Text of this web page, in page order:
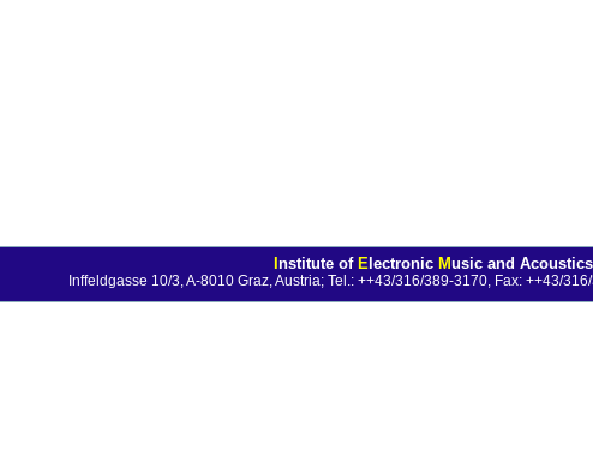
Institute of Electronic Music and Acoustics
Inffeldgasse 10/3, A-8010 Graz, Austria; Tel.: ++43/316/389-3170, Fax: ++43/